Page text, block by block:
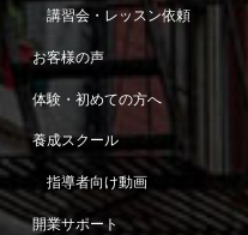
講習会・レッスン依頼
お客様の声
体験・初めての方へ
養成スクール
指導者向け動画
開業サポート